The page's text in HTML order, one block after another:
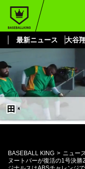
最新ニュース 大谷
BASEBALL KING
ニュー
ヌートバーが復活の1号決